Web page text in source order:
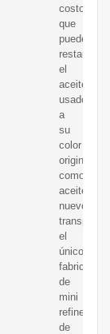
costo
que
puede
restaurar
el
aceite
usado
a
su
color
original
como
aceite
nuevo
el
único
fabricante
de
mini
refinerías
de